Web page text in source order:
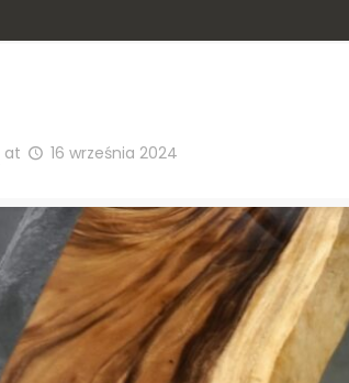
at 16 września 2024